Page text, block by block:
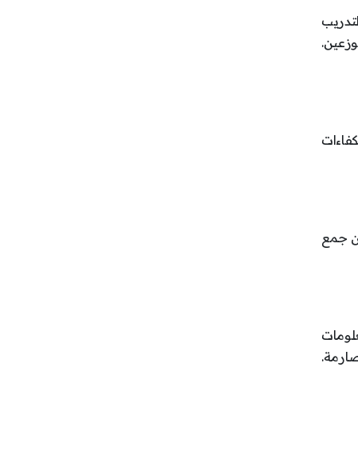
جمع